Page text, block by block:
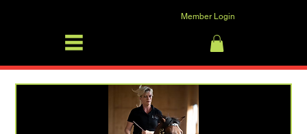
Log In
Member Login